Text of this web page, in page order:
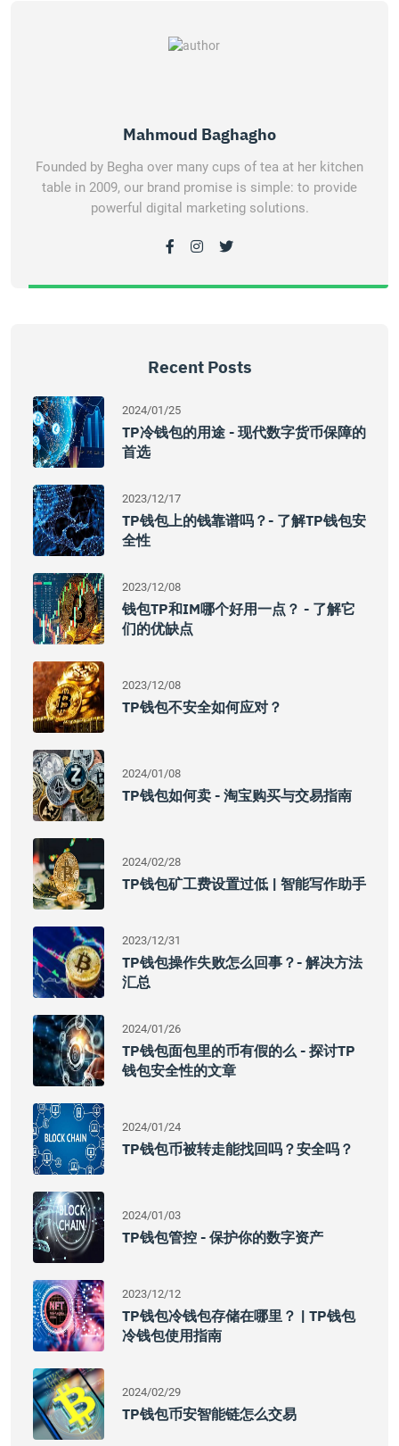
Mahmoud Baghagho
Founded by Begha over many cups of tea at her kitchen
table in 2009, our brand promise is simple: to provide
powerful digital marketing solutions.
Recent Posts
2024/01/25
TP冷钱包的用途 - 现代数字货币保障的
首选
2023/12/17
TP钱包上的钱靠谱吗？- 了解TP钱包安
全性
2023/12/08
钱包TP和IM哪个好用一点？ - 了解它
们的优缺点
2023/12/08
TP钱包不安全如何应对？
2024/01/08
TP钱包如何卖 - 淘宝购买与交易指南
2024/02/28
TP钱包矿工费设置过低 | 智能写作助手
2023/12/31
TP钱包操作失败怎么回事？- 解决方法
汇总
2024/01/26
TP钱包面包里的币有假的么 - 探讨TP
钱包安全性的文章
2024/01/24
TP钱包币被转走能找回吗？安全吗？
2024/01/03
TP钱包管控 - 保护你的数字资产
2023/12/12
TP钱包冷钱包存储在哪里？ | TP钱包
冷钱包使用指南
2024/02/29
TP钱包币安智能链怎么交易